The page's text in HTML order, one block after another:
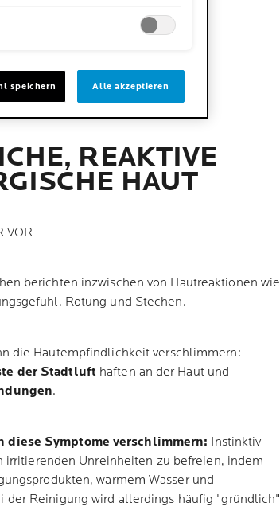
REAKTIVE
HAUT
VOR
berichten inzwischen von Hautreaktionen wie
Rötung und Stechen.
die Hautempfindlichkeit verschlimmern:
der Stadtluft haften an der Haut und
.
diese Symptome verschlimmern: Instinktiv
irritierenden Unreinheiten zu befreien, indem
warmem Wasser und
der Reinigung wird allerdings häufig "gründlich"
speichern Alle akzeptieren